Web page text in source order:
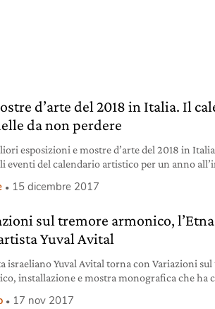
d’arte del 2018 in Italia. Il
da non perdere
esposizioni e mostre d’arte del 2018 in
eventi del calendario artistico per un anno
suggestiva”.
15 dicembre 2017
sul tremore armonico,
Yuval Avital
israeliano Yuval Avital torna con Variazioni
installazione e mostra monografica che ha
17 nov 2017